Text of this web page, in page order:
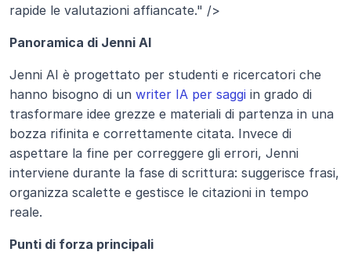
rapide le valutazioni affiancate." />
Panoramica di Jenni AI
Jenni AI è progettato per studenti e ricercatori che
hanno bisogno di un writer IA per saggi in grado di
trasformare idee grezze e materiali di partenza in una
bozza rifinita e correttamente citata. Invece di
aspettare la fine per correggere gli errori, Jenni
interviene durante la fase di scrittura: suggerisce frasi,
organizza scalette e gestisce le citazioni in tempo
reale.
Punti di forza principali